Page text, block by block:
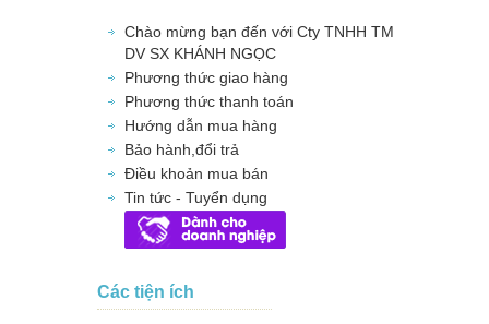
Chào mừng bạn đến với Cty TNHH TM
DV SX KHÁNH NGỌC
Phương thức giao hàng
Phương thức thanh toán
Hướng dẫn mua hàng
Bảo hành,đổi trả
Điều khoản mua bán
Tin tức - Tuyển dụng
Các tiện ích